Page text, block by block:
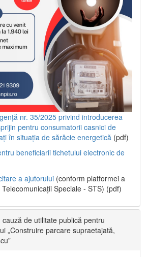
nr. 35/2025 privind introducerea
pentru consumatorii casnici de
în situația de sărăcie energetică (pdf)
beneficiarii tichetului electronic de
a ajutorului (conform platformei a
Speciale - STS) (pdf)
de utilitate publică pentru
„Construire parcare supraetajată,